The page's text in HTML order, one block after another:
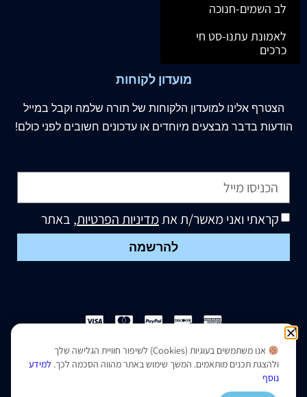
לב השמים-חנוכה
לאמונת עתנו-סט חי
כרכים
מועדון לקוחות
הצטרף אלינו למועדון הלקוחות של תורה שלמה וקבל במייל
הודעות בדבר מבצעים מיוחדים או עדכונים חשובים לפני כולם!
קראתי ואני מאשר/ת אתמדיניות הפרטיות, באתר
להרשמה
הצהרת נגישות|מדיניות פרטיות
אנו משתמשים בעוגיות (Cookies) לשיפור חוויית הגלישה שלך
ולהצגת תכנים מותאמים. המשך שימוש באתר מהווה הסכמה לכך. למידע
נוסף